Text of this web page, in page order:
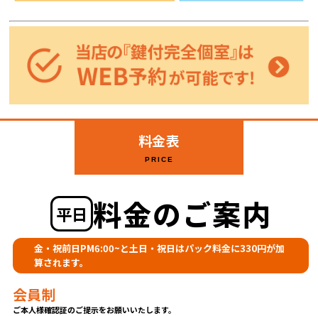
料金表
PRICE
平日 料金のご案内
金・祝前日PM6:00~と土日・祝日はパック料金に330円が加
算されます。
会員制
ご本人様確認証のご提示をお願いいたします。